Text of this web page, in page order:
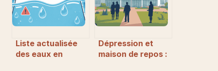
Liste actualisée
des eaux en
Dépression et
maison de repos :